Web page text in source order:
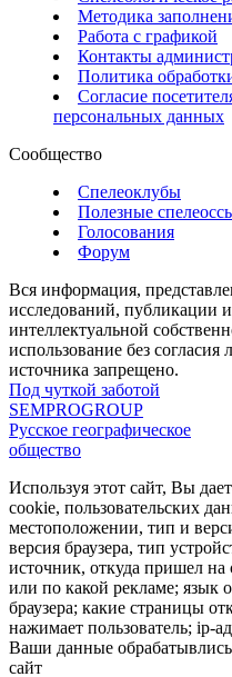
Методика
Работа с графикой
Контакты
Политика
Согласие
персональных данных
Сообщество
Спелеоклубы
Полезные
Голосования
Форум
Вся информация,
исследований, публикации и
интеллектуальной
использование без согласия
источника запрещено.
Под чуткой заботой
SEMPROGROUP
Русское географическое
общество
Используя этот сайт, Вы
cookie, пользовательских
местоположении, тип и
версия браузера, тип
источник, откуда пришел на
или по какой рекламе; язык
браузера; какие страницы
нажимает пользователь; ip-
Ваши данные
сайт